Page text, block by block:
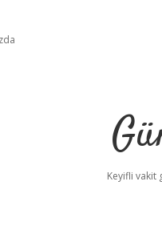
Keyifli vakit